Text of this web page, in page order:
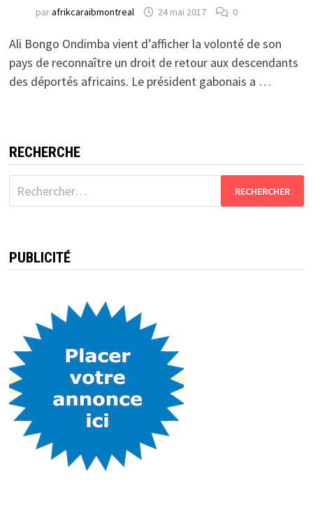
parafrikcaraibmontreal 24 mai 2017 0
Ali Bongo Ondimba vient d’afficher la volonté de son
pays de reconnaître un droit de retour aux descendants
des déportés africains. Le président gabonais a …
RECHERCHE
Rechercher :
PUBLICITÉ